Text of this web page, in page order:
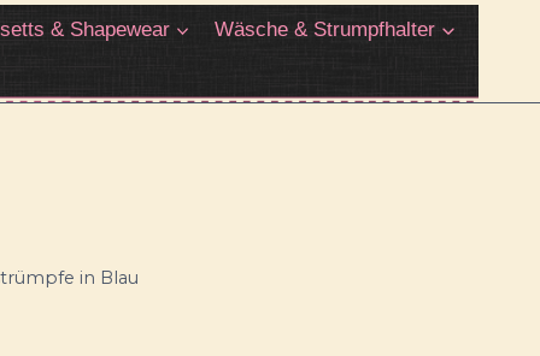
& Shapewear Wäsche & Strumpfhalter
in Blau